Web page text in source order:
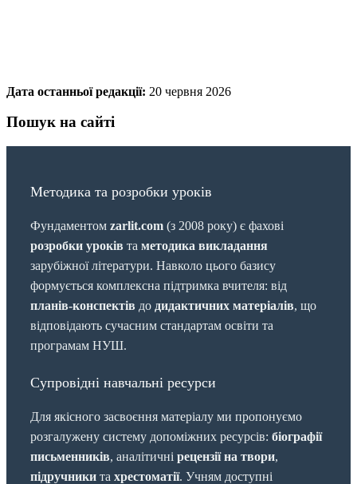
Дата останньої редакції: 20 червня 2026
Пошук на сайті
Методика та розробки уроків
Фундаментом zarlit.com (з 2008 року) є фахові
розробки уроків та методика викладання
зарубіжної літератури. Навколо цього базису
формується комплексна підтримка вчителя: від
планів-конспектів до дидактичних матеріалів, що
відповідають сучасним стандартам освіти та
програмам НУШ.
Супровідні навчальні ресурси
Для якісного засвоєння матеріалу ми пропонуємо
розгалужену систему допоміжних ресурсів: біографії
письменників, аналітичні рецензії на твори,
підручники та хрестоматії. Учням доступні